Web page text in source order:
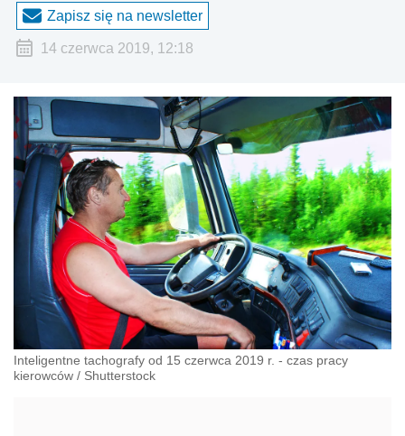
Zapisz się na newsletter
14 czerwca 2019, 12:18
Inteligentne tachografy od 15 czerwca 2019 r. - czas pracy
kierowców / Shutterstock